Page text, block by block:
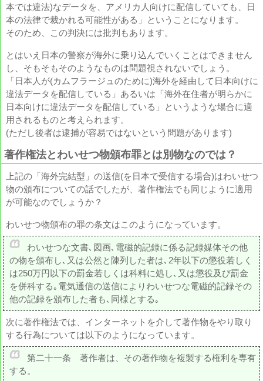
本では違法)なデータを、アメリカ人向けに配信していても、日
本の法律で裁かれる可能性がある」ということになります。
そのため、この判決には批判もあります。
とはいえ日本の警察が海外に乗り込んでいくことはできません
し、そもそもそのようなものは問題視されないでしょう。
「日本人が(カムフラージュのために)海外を経由して日本向けに
違法データを配信している」あるいは「海外在住者が明らかに
日本向けに違法データを配信している」というような場合に適
用されるものと考えられます。
(ただし後者は逮捕が容易ではないという問題があります)
著作権法とわいせつ物頒布罪とは別物なのでは？
上記の「海外完結型」の送信(を日本で受信する場合)はわいせつ
物の頒布についての話でしたが、著作権法でも同じように適用
が可能なのでしょうか？
わいせつ物頒布の罪の条文はこのようになっています。
わいせつな文書､図画､電磁的記録に係る記録媒体その他
の物を頒布し､又は公然と陳列した者は､2年以下の懲役若しく
は250万円以下の罰金若しくは科料に処し､又は懲役及び罰金
を併科する｡電気通信の送信によりわいせつな電磁的記録その
他の記録を頒布した者も､同様とする｡
次に著作権法では、インターネットを介して著作物をやり取り
する行為については以下のようになっています。
第二十一条 著作者は、その著作物を複製する権利を専有
する。